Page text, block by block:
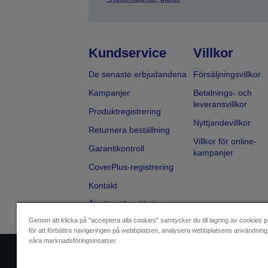
Kundservice
De senaste erbjudandena
Kampanjer
Produktregistrering
Returnera beställning
Garantikontroll
CoverPlus-registrering
Kontakt
Återförsäljarsökning
Villkor
Försäljningsvillkor
Betalnings- och
leveransvillkor
Nyttjandevillkor
Villkor för online-
kampanjer
Genom att klicka på "acceptera alla cookies" samtycker du till lagring av cookies
för att förbättra navigeringen på webbplatsen, analysera webbplatsens
våra marknadsföringsinsatser.